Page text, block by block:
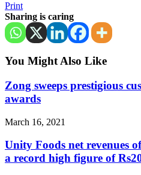
Print
Sharing is caring
You Might Also Like
Zong sweeps prestigious
awards
March 16, 2021
Unity Foods net revenues
a record high figure of